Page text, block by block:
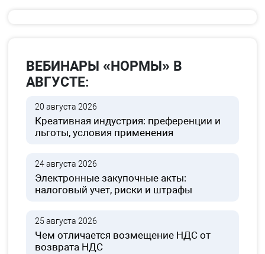
ВЕБИНАРЫ «НОРМЫ» В
АВГУСТЕ:
20 августа 2026
Креативная индустрия: преференции и
льготы, условия применения
24 августа 2026
Электронные закупочные акты:
налоговый учет, риски и штрафы
25 августа 2026
Чем отличается возмещение НДС от
возврата НДС